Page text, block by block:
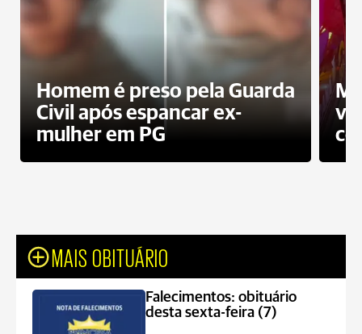
Homem é preso pela Guarda
Civil após espancar ex-
mulher em PG
MAIS OBITUÁRIO
Falecimentos: obituário
desta sexta-feira (7)